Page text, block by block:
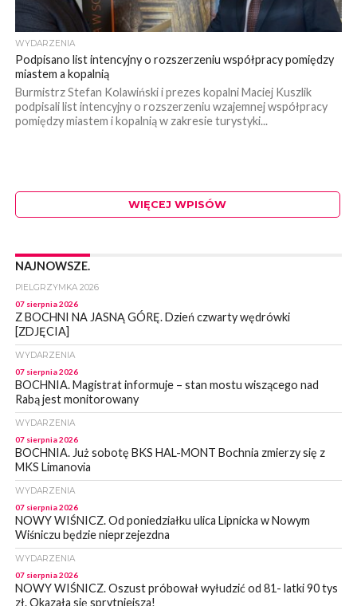
WYDARZENIA
Podpisano list intencyjny o rozszerzeniu współpracy pomiędzy
miastem a kopalnią
Burmistrz Stefan Kolawiński i prezes kopalni Maciej Kuszlik
podpisali list intencyjny o rozszerzeniu wzajemnej współpracy
pomiędzy miastem i kopalnią w zakresie turystyki...
WIĘCEJ WPISÓW
NAJNOWSZE.
PIELGRZYMKA 2026
07 sierpnia 2026
Z BOCHNI NA JASNĄ GÓRĘ. Dzień czwarty wędrówki
[ZDJĘCIA]
WYDARZENIA
07 sierpnia 2026
BOCHNIA. Magistrat informuje – stan mostu wiszącego nad
Rabą jest monitorowany
WYDARZENIA
07 sierpnia 2026
BOCHNIA. Już sobotę BKS HAL-MONT Bochnia zmierzy się z
MKS Limanovia
WYDARZENIA
07 sierpnia 2026
NOWY WIŚNICZ. Od poniedziałku ulica Lipnicka w Nowym
Wiśniczu będzie nieprzejezdna
WYDARZENIA
07 sierpnia 2026
NOWY WIŚNICZ. Oszust próbował wyłudzić od 81- latki 90 tys
zł. Okazała się sprytniejsza!